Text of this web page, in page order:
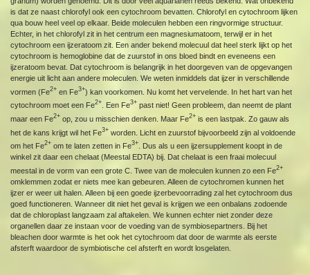
is dat ze naast chlorofyl ook een cytochroom bevatten. Chlorofyl en cytochroom lijken
qua bouw heel veel op elkaar. Beide moleculen hebben een ringvormige structuur.
Echter, in het chlorofyl zit in het centrum een magnesiumatoom, terwijl er in het
cytochroom een ijzeratoom zit. Een ander bekend molecuul dat heel sterk lijkt op het
cytochroom is hemoglobine dat de zuurstof in ons bloed bindt en eveneens een
ijzeratoom bevat. Dat cytochroom is belangrijk in het doorgeven van de opgevangen
energie uit licht aan andere moleculen. We weten inmiddels dat ijzer in verschillende
vormen (Fe2+ en Fe3+) kan voorkomen. Nu komt het vervelende. In het hart van het
cytochroom moet een Fe2+ . Een Fe3+ past niet! Geen probleem, dan neemt de plant
maar een Fe2+ op, zou u misschien denken. Maar Fe2+ is een lastpak. Zo gauw als
het de kans krijgt wil het Fe3+ worden. Licht en zuurstof bijvoorbeeld zijn al voldoende
om het Fe2+ om te laten zetten in Fe3+
. Dus als u een ijzersupplement koopt in de
winkel zit daar een chelaat (Meestal EDTA) bij. Dat chelaat is een fraai molecuul
meestal in de vorm van een grote C. Twee van de moleculen kunnen zo een Fe2+
omklemmen zodat er niets mee kan gebeuren. Alleen de cytochromen kunnen het
ijzer er weer uit halen. Alleen bij een goede ijzerbevoorrading zal het cytochroom dus
goed functioneren. Wanneer dit niet het geval is krijgen we een onbalans zodoende
dat de chloroplast langzaam zal aftakelen. We kunnen echter niet zonder deze
organellen daar ze instaan voor de voeding van de symbiosepartners. Bij het
bleachen door warmte is het ook het cytochroom dat door de warmte als eerste
afsterft waardoor de symbiotische cel afsterft en wordt losgelaten.